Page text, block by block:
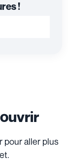
!
pour aller plus